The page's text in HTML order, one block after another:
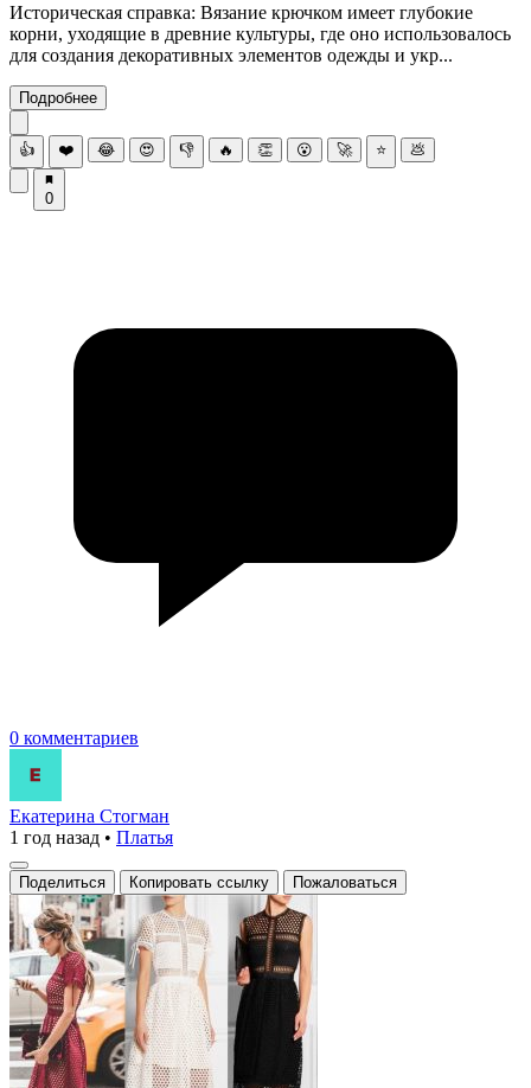
Историческая справка: Вязание крючком имеет глубокие
корни, уходящие в древние культуры, где оно использовалось
для создания декоративных элементов одежды и укр...
Подробнее
👍 ❤️ 😂 😍 👎 🔥 👏 😮 🚀 ⭐ 💩
0
0 комментариев
Екатерина Стогман
1 год назад • Платья
Поделиться Копировать ссылку Пожаловаться